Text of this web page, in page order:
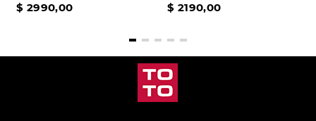
$ 2990,00 $ 2190,00